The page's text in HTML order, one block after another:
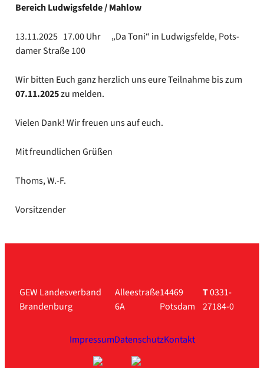
Bereich Lud­wigs­fel­de / Mahl­ow
13.11.2025 17.00 Uhr „Da Toni“ in Lud­wigs­fel­de, Pots­
da­mer Stra­ße 100
Wir bit­ten Euch ganz herz­lich uns eure Teil­nah­me bis zum
07.11.2025zu mel­den.
Vie­len Dank! Wir freu­en uns auf euch.
Mit freund­li­chen Grü­ßen
Thoms, W.-F.
Vor­sit­zen­der
GEW Landesverband
Brandenburg
Alleestraße
6A
14469
Potsdam
T0331-
27184-0
ImpressumDatenschutzKontakt